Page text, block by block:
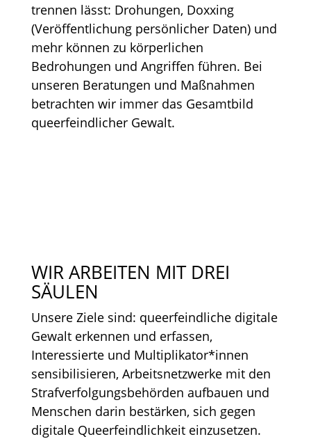
trennen lässt: Drohungen, Doxxing
(Veröffentlichung persönlicher Daten) und
mehr können zu körperlichen
Bedrohungen und Angriffen führen. Bei
unseren Beratungen und Maßnahmen
betrachten wir immer das Gesamtbild
queerfeindlicher Gewalt.
WIR ARBEITEN MIT DREI
SÄULEN
Unsere Ziele sind: queerfeindliche digitale
Gewalt erkennen und erfassen,
Interessierte und Multiplikator*innen
sensibilisieren, Arbeitsnetzwerke mit den
Strafverfolgungsbehörden aufbauen und
Menschen darin bestärken, sich gegen
digitale Queerfeindlichkeit einzusetzen.